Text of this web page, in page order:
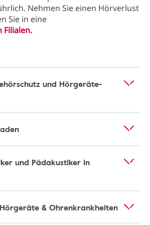
Nehmen Sie einen Hörverlust
Sie in eine
Filialen.
und Hörgeräte-
und Pädakustiker in
& Ohrenkrankheiten